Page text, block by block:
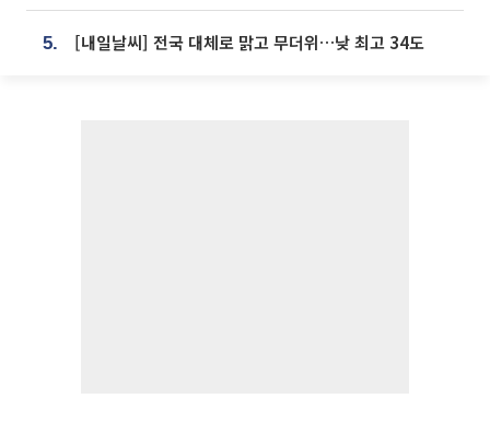
5. [내일날씨] 전국 대체로 맑고 무더위…낮 최고 34도